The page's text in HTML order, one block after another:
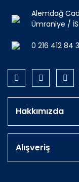
Alemdağ
Ümraniye /
0 216 412 84
Hakkımızda
Alışveriş